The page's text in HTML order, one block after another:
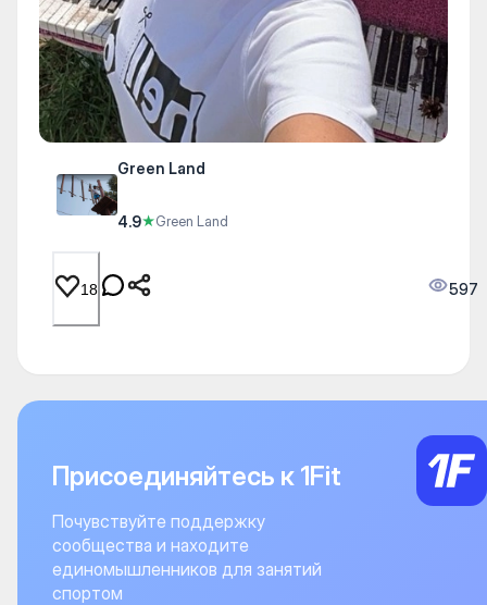
Green Land
4.9★Green Land
18 597
Присоединяйтесь к 1Fit
Почувствуйте поддержку
сообщества и находите
единомышленников для занятий
спортом